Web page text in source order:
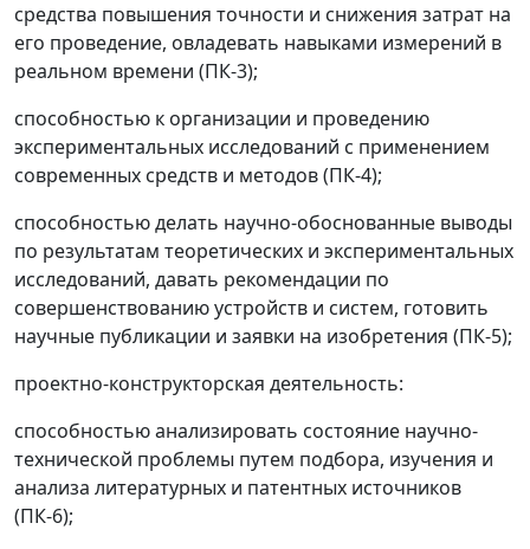
средства повышения точности и снижения затрат на
его проведение, овладевать навыками измерений в
реальном времени (ПК-3);
способностью к организации и проведению
экспериментальных исследований с применением
современных средств и методов (ПК-4);
способностью делать научно-обоснованные выводы
по результатам теоретических и экспериментальных
исследований, давать рекомендации по
совершенствованию устройств и систем, готовить
научные публикации и заявки на изобретения (ПК-5);
проектно-конструкторская деятельность:
способностью анализировать состояние научно-
технической проблемы путем подбора, изучения и
анализа литературных и патентных источников
(ПК-6);